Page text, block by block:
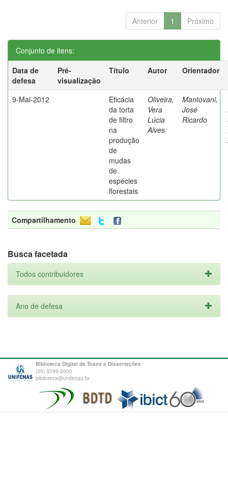
Anterior 1 Próximo
Conjunto de itens:
Data de
defesa
Pré-
visualização
Título Autor Orientador
9-Mai-2012
Eficácia
da torta
de filtro
na
produção
de
mudas
de
espécies
florestais
Oliveira,
Vera
Lúcia
Alves
Mantovani,
José
Ricardo
Compartilhamento
Busca facetada
Todos contribuidores
Ano de defesa
Biblioteca Digital de Teses e Dissertações
(35) 3299-3000
biblioteca@unifenas.br